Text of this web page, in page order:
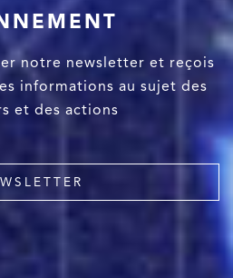
notre newsletter et reçois
informations au sujet des
et des actions